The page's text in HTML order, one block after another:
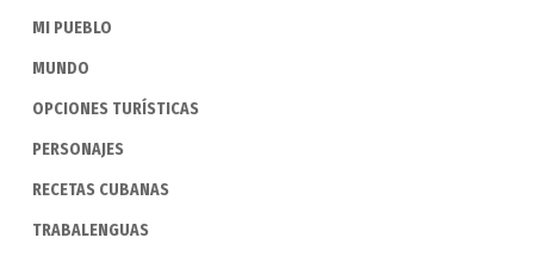
MI PUEBLO
MUNDO
OPCIONES TURÍSTICAS
PERSONAJES
RECETAS CUBANAS
TRABALENGUAS